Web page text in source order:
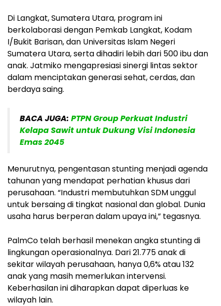
Di Langkat, Sumatera Utara, program ini
berkolaborasi dengan Pemkab Langkat, Kodam
I/Bukit Barisan, dan Universitas Islam Negeri
Sumatera Utara, serta dihadiri lebih dari 500 ibu dan
anak. Jatmiko mengapresiasi sinergi lintas sektor
dalam menciptakan generasi sehat, cerdas, dan
berdaya saing.
BACA JUGA: PTPN Group Perkuat Industri
Kelapa Sawit untuk Dukung Visi Indonesia
Emas 2045
Menurutnya, pengentasan stunting menjadi agenda
tahunan yang mendapat perhatian khusus dari
perusahaan. “Industri membutuhkan SDM unggul
untuk bersaing di tingkat nasional dan global. Dunia
usaha harus berperan dalam upaya ini,” tegasnya.
PalmCo telah berhasil menekan angka stunting di
lingkungan operasionalnya. Dari 21.775 anak di
sekitar wilayah perusahaan, hanya 0,6% atau 132
anak yang masih memerlukan intervensi.
Keberhasilan ini diharapkan dapat diperluas ke
wilayah lain.